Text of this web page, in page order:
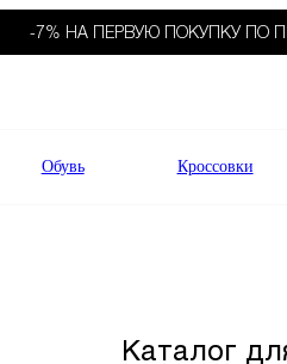
-7% НА ПЕРВУЮ ПОКУПКУ ПО
Обувь Кроссовки
Каталог